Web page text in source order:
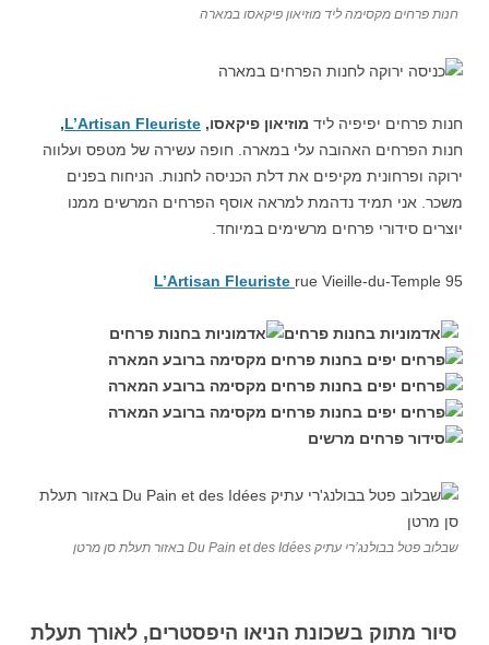
חנות פרחים מקסימה ליד מוזיאון פיקאסו במארה
חנות פרחים יפיפיה ליד מוזיאון פיקאסו, L’Artisan Fleuriste
,
חנות הפרחים האהובה עלי במארה. חופה עשירה של מטפס ועלווה
ירוקה ופרחונית מקיפים את דלת הכניסה לחנות. הניחוח בפנים
משכר. אני תמיד נדהמת למראה אוסף הפרחים המרשים ממנו
יוצרים סידורי פרחים מרשימים במיוחד.
L’Artisan Fleuriste rue Vieille-du-Temple 95
שבלוב פטל בבולנג’רי עתיק Du Pain et des Idées באזור תעלת סן מרטן
סיור מתוק בשכונת הניאו היפסטרים, לאורך תעלת